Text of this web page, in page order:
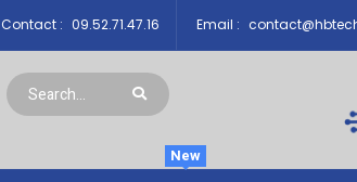
Contact : 09.52.71.47.16 Email :
New